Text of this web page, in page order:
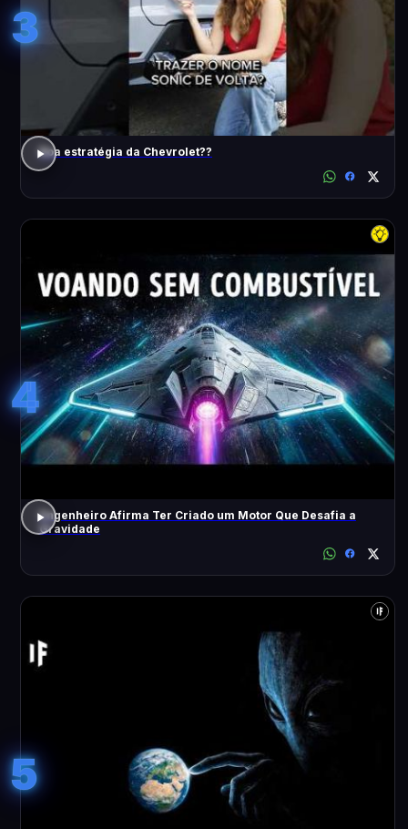
3
Boa estratégia da Chevrolet??
4
Engenheiro Afirma Ter Criado um Motor Que Desafia a
Gravidade
5